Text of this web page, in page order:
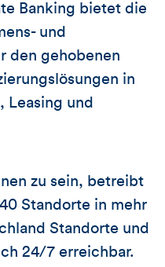
Banking bietet die
und
den gehobenen
in
Leasing und
zu sein, betreibt
Standorte in mehr
Standorte und
24/7 erreichbar.